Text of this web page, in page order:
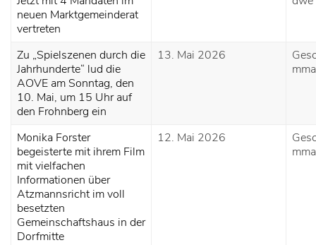
neuen Marktgemeinderat
vertreten
Zu „Spielszenen durch die
Jahrhunderte“ lud die
AOVE am Sonntag, den
10. Mai, um 15 Uhr auf
den Frohnberg ein
13. Mai 2026
mma
Monika Forster
begeisterte mit ihrem Film
mit vielfachen
Informationen über
Atzmannsricht im voll
besetzten
Gemeinschaftshaus in der
Dorfmitte
12. Mai 2026
mma